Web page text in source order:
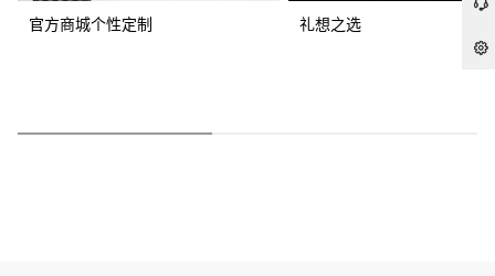
官方商城个性定制 礼想之选